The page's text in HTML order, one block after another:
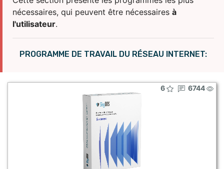
nécessaires, qui peuvent être nécessaires à
l'utilisateur.
PROGRAMME DE TRAVAIL DU RÉSEAU INTERNET:
6 6744